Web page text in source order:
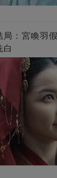
局：宮喚羽
白